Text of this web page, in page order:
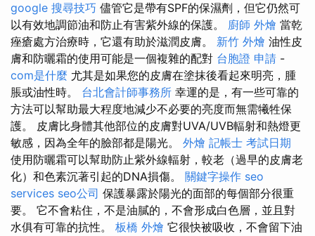
google 搜尋技巧 儘管它是帶有SPF的保濕劑，但它仍然可
以有效地調節油和防止有害紫外線的保護。 廚師 外燴 當乾
痤瘡處方治療時，它還有助於滋潤皮膚。 新竹 外燴 油性皮
膚和防曬霜的使用可能是一個複雜的配對 台胞證 申請 -
com是什麼 尤其是如果您的皮膚在塗抹後看起來明亮，腫
脹或油性時。 台北會計師事務所 幸運的是，有一些可靠的
方法可以幫助最大程度地減少不必要的亮度而無需犧牲保
護。 皮膚比身體其他部位的皮膚對UVA/UVB輻射和熱燈更
敏感，因為全年的臉部都是陽光。 外燴 記帳士 考試日期
使用防曬霜可以幫助防止紫外線輻射，較老（過早的皮膚老
化）和色素沉著引起的DNA損傷。 關鍵字操作 seo
services seo公司 保護暴露於陽光的面部的每個部分很重
要。 它不會粘住，不是油膩的，不會形成白色層，並且對
水俱有可靠的抗性。 板橋 外燴 它很快被吸收，不會留下油